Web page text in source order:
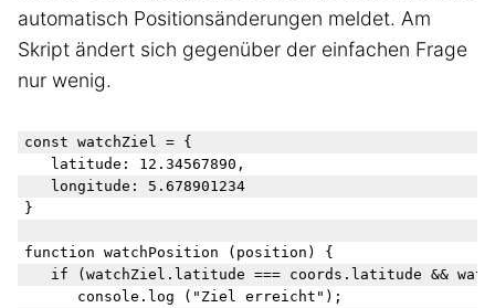
automatisch Positionsänderungen meldet. Am
Skript ändert sich gegenüber der einfachen Frage
nur wenig.
const watchZiel = {
}
function watchPosition (position) {
if (watchZiel.latitude === coords.latitude &&
      console.log ("Ziel erreicht");